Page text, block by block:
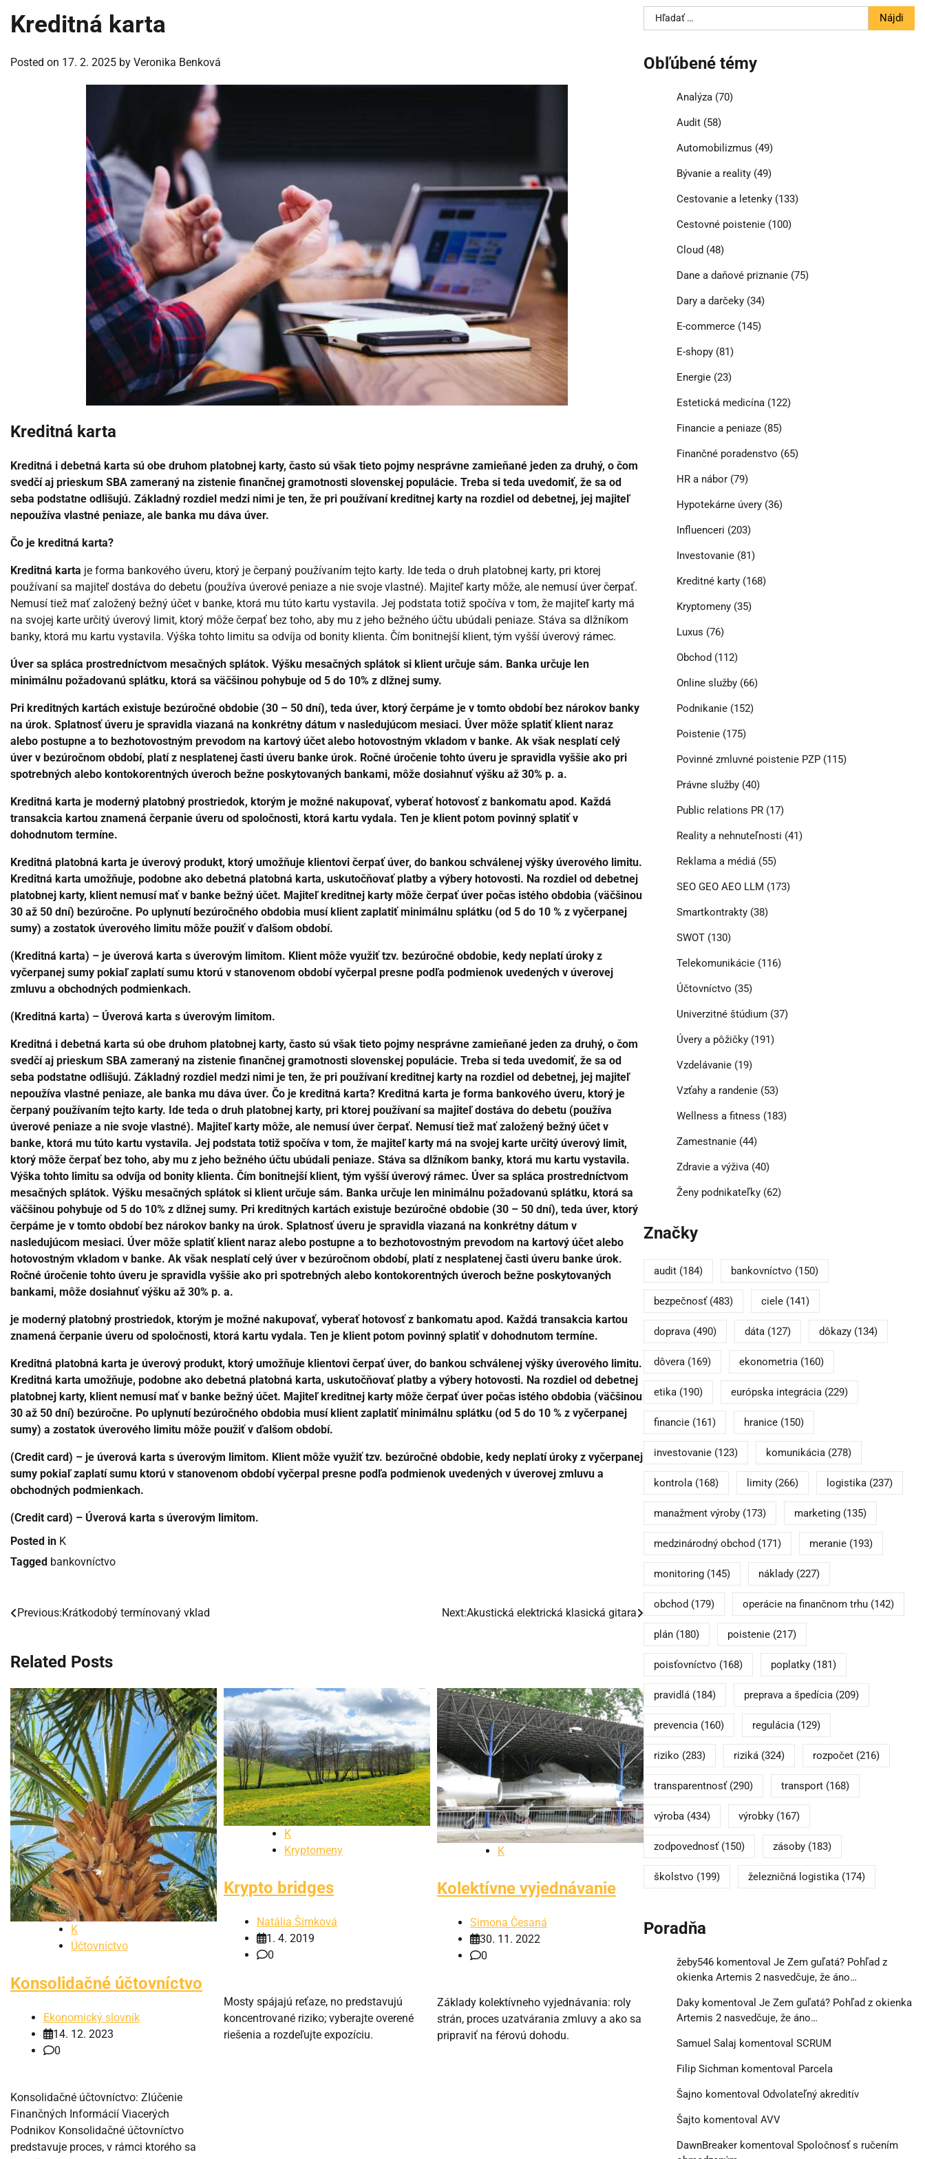
Kreditná karta
Posted on 17. 2. 2025 by Veronika Benková
Kreditná karta
Kreditná i debetná karta sú obe druhom platobnej karty, často sú však tieto pojmy nesprávne zamieňané jeden za druhý, o čom
svedčí aj prieskum SBA zameraný na zistenie finančnej gramotnosti slovenskej populácie. Treba si teda uvedomiť, že sa od
seba podstatne odlišujú. Základný rozdiel medzi nimi je ten, že pri používaní kreditnej karty na rozdiel od debetnej, jej majiteľ
nepoužíva vlastné peniaze, ale banka mu dáva úver.
Čo je kreditná karta?
Kreditná karta je forma bankového úveru, ktorý je čerpaný používaním tejto karty. Ide teda o druh platobnej karty, pri ktorej
používaní sa majiteľ dostáva do debetu (používa úverové peniaze a nie svoje vlastné). Majiteľ karty môže, ale nemusí úver čerpať.
Nemusí tiež mať založený bežný účet v banke, ktorá mu túto kartu vystavila. Jej podstata totiž spočíva v tom, že majiteľ karty má
na svojej karte určitý úverový limit, ktorý môže čerpať bez toho, aby mu z jeho bežného účtu ubúdali peniaze. Stáva sa dlžníkom
banky, ktorá mu kartu vystavila. Výška tohto limitu sa odvíja od bonity klienta. Čím bonitnejší klient, tým vyšší úverový rámec.
Úver sa spláca prostredníctvom mesačných splátok. Výšku mesačných splátok si klient určuje sám. Banka určuje len
minimálnu požadovanú splátku, ktorá sa väčšinou pohybuje od 5 do 10% z dlžnej sumy.
Pri kreditných kartách existuje bezúročné obdobie (30 – 50 dní), teda úver, ktorý čerpáme je v tomto období bez nárokov banky
na úrok. Splatnosť úveru je spravidla viazaná na konkrétny dátum v nasledujúcom mesiaci. Úver môže splatiť klient naraz
alebo postupne a to bezhotovostným prevodom na kartový účet alebo hotovostným vkladom v banke. Ak však nesplatí celý
úver v bezúročnom období, platí z nesplatenej časti úveru banke úrok. Ročné úročenie tohto úveru je spravidla vyššie ako pri
spotrebných alebo kontokorentných úveroch bežne poskytovaných bankami, môže dosiahnuť výšku až 30% p. a.
Kreditná karta je moderný platobný prostriedok, ktorým je možné nakupovať, vyberať hotovosť z bankomatu apod. Každá
transakcia kartou znamená čerpanie úveru od spoločnosti, ktorá kartu vydala. Ten je klient potom povinný splatiť v
dohodnutom termíne.
Kreditná platobná karta je úverový produkt, ktorý umožňuje klientovi čerpať úver, do bankou schválenej výšky úverového limitu.
Kreditná karta umožňuje, podobne ako debetná platobná karta, uskutočňovať platby a výbery hotovosti. Na rozdiel od debetnej
platobnej karty, klient nemusí mať v banke bežný účet. Majiteľ kreditnej karty môže čerpať úver počas istého obdobia (väčšinou
30 až 50 dní) bezúročne. Po uplynutí bezúročného obdobia musí klient zaplatiť minimálnu splátku (od 5 do 10 % z vyčerpanej
sumy) a zostatok úverového limitu môže použiť v ďalšom období.
(Kreditná karta) – je úverová karta s úverovým limitom. Klient môže využiť tzv. bezúročné obdobie, kedy neplatí úroky z
vyčerpanej sumy pokiaľ zaplatí sumu ktorú v stanovenom období vyčerpal presne podľa podmienok uvedených v úverovej
zmluvu a obchodných podmienkach.
(Kreditná karta) – Úverová karta s úverovým limitom.
Kreditná i debetná karta sú obe druhom platobnej karty, často sú však tieto pojmy nesprávne zamieňané jeden za druhý, o čom
svedčí aj prieskum SBA zameraný na zistenie finančnej gramotnosti slovenskej populácie. Treba si teda uvedomiť, že sa od
seba podstatne odlišujú. Základný rozdiel medzi nimi je ten, že pri používaní kreditnej karty na rozdiel od debetnej, jej majiteľ
nepoužíva vlastné peniaze, ale banka mu dáva úver. Čo je kreditná karta? Kreditná karta je forma bankového úveru, ktorý je
čerpaný používaním tejto karty. Ide teda o druh platobnej karty, pri ktorej používaní sa majiteľ dostáva do debetu (používa
úverové peniaze a nie svoje vlastné). Majiteľ karty môže, ale nemusí úver čerpať. Nemusí tiež mať založený bežný účet v
banke, ktorá mu túto kartu vystavila. Jej podstata totiž spočíva v tom, že majiteľ karty má na svojej karte určitý úverový limit,
ktorý môže čerpať bez toho, aby mu z jeho bežného účtu ubúdali peniaze. Stáva sa dlžníkom banky, ktorá mu kartu vystavila.
Výška tohto limitu sa odvíja od bonity klienta. Čím bonitnejší klient, tým vyšší úverový rámec. Úver sa spláca prostredníctvom
mesačných splátok. Výšku mesačných splátok si klient určuje sám. Banka určuje len minimálnu požadovanú splátku, ktorá sa
väčšinou pohybuje od 5 do 10% z dlžnej sumy. Pri kreditných kartách existuje bezúročné obdobie (30 – 50 dní), teda úver, ktorý
čerpáme je v tomto období bez nárokov banky na úrok. Splatnosť úveru je spravidla viazaná na konkrétny dátum v
nasledujúcom mesiaci. Úver môže splatiť klient naraz alebo postupne a to bezhotovostným prevodom na kartový účet alebo
hotovostným vkladom v banke. Ak však nesplatí celý úver v bezúročnom období, platí z nesplatenej časti úveru banke úrok.
Ročné úročenie tohto úveru je spravidla vyššie ako pri spotrebných alebo kontokorentných úveroch bežne poskytovaných
bankami, môže dosiahnuť výšku až 30% p. a.
je moderný platobný prostriedok, ktorým je možné nakupovať, vyberať hotovosť z bankomatu apod. Každá transakcia kartou
znamená čerpanie úveru od spoločnosti, ktorá kartu vydala. Ten je klient potom povinný splatiť v dohodnutom termíne.
Kreditná platobná karta je úverový produkt, ktorý umožňuje klientovi čerpať úver, do bankou schválenej výšky úverového limitu.
Kreditná karta umožňuje, podobne ako debetná platobná karta, uskutočňovať platby a výbery hotovosti. Na rozdiel od debetnej
platobnej karty, klient nemusí mať v banke bežný účet. Majiteľ kreditnej karty môže čerpať úver počas istého obdobia (väčšinou
30 až 50 dní) bezúročne. Po uplynutí bezúročného obdobia musí klient zaplatiť minimálnu splátku (od 5 do 10 % z vyčerpanej
sumy) a zostatok úverového limitu môže použiť v ďalšom období.
(Credit card) – je úverová karta s úverovým limitom. Klient môže využiť tzv. bezúročné obdobie, kedy neplatí úroky z vyčerpanej
sumy pokiaľ zaplatí sumu ktorú v stanovenom období vyčerpal presne podľa podmienok uvedených v úverovej zmluvu a
obchodných podmienkach.
(Credit card) – Úverová karta s úverovým limitom.
Posted in K
Tagged bankovníctvo
Navigácia
článku
Previous:Krátkodobý termínovaný vklad Next:Akustická elektrická klasická gitara
Related Posts
K
Účtovníctvo
Konsolidačné účtovníctvo
Ekonomický slovník
14. 12. 2023
0
Konsolidačné účtovníctvo: Zlúčenie
Finančných Informácií Viacerých
Podnikov Konsolidačné účtovníctvo
predstavuje proces, v rámci ktorého sa
K
Kryptomeny
Krypto bridges
Natália Šimková
1. 4. 2019
0
Mosty spájajú reťaze, no predstavujú
koncentrované riziko; vyberajte overené
riešenia a rozdeľujte expozíciu.
K
Kolektívne vyjednávanie
Simona Česaná
30. 11. 2022
0
Základy kolektívneho vyjednávania: roly
strán, proces uzatvárania zmluvy a ako sa
pripraviť na férovú dohodu.
Hľadať:
Obľúbené témy
Analýza(70)
Audit(58)
Automobilizmus (49)
Bývanie a reality(49)
Cestovanie a letenky(133)
Cestovné poistenie(100)
Cloud (48)
Dane a daňové priznanie(75)
Dary a darčeky(34)
E-commerce(145)
E-shopy(81)
Energie(23)
Estetická medicína(122)
Financie a peniaze(85)
Finančné poradenstvo (65)
HR a nábor(79)
Hypotekárne úvery(36)
Influenceri (203)
Investovanie(81)
Kreditné karty(168)
Kryptomeny(35)
Luxus (76)
Obchod (112)
Online služby(66)
Podnikanie(152)
Poistenie(175)
Povinné zmluvné poistenie PZP(115)
Právne služby(40)
Public relations PR(17)
Reality a nehnuteľnosti (41)
Reklama a médiá(55)
SEO GEO AEO LLM (173)
Smartkontrakty(38)
SWOT(130)
Telekomunikácie(116)
Účtovníctvo (35)
Univerzitné štúdium(37)
Úvery a pôžičky(191)
Vzdelávanie(19)
Vzťahy a randenie(53)
Wellness a fitness (183)
Zamestnanie(44)
Zdravie a výživa(40)
Ženy podnikateľky(62)
Značky
audit(184) bankovníctvo (150)
bezpečnosť(483) ciele(141)
doprava(490) dáta(127) dôkazy(134)
dôvera(169) ekonometria(160)
etika(190) európska integrácia(229)
financie(161) hranice(150)
investovanie(123) komunikácia(278)
kontrola(168) limity(266) logistika(237)
manažment výroby(173) marketing(135)
medzinárodný obchod (171) meranie(193)
monitoring(145) náklady(227)
obchod (179) operácie na finančnom trhu(142)
plán(180) poistenie(217)
poisťovníctvo (168) poplatky(181)
pravidlá(184) preprava a špedícia(209)
prevencia(160) regulácia(129)
riziko (283) riziká(324) rozpočet(216)
transparentnosť(290) transport(168)
výroba(434) výrobky(167)
zodpovednosť(150) zásoby(183)
školstvo (199) železničná logistika(174)
Poradňa
žeby546komentoval Je Zem guľatá? Pohľad z
okienka Artemis 2 nasvedčuje, že áno…
Dakykomentoval Je Zem guľatá? Pohľad z okienka
Artemis 2 nasvedčuje, že áno…
Samuel Salaj komentoval SCRUM
Filip Sichmankomentoval Parcela
Šajno komentoval Odvolateľný akreditív
Šajto komentoval AVV
DawnBreakerkomentoval Spoločnosť s ručením